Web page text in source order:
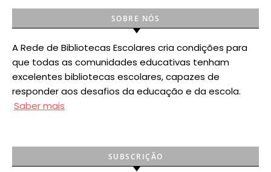
SOBRE NÓS
A Rede de Bibliotecas Escolares cria condições para
que todas as comunidades educativas tenham
excelentes bibliotecas escolares, capazes de
responder aos desafios da educação e da escola.
Saber mais
SUBSCRIÇÃO